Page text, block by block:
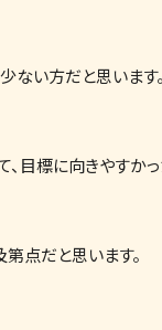
ない方だと思います
目標に向きやすかっ
点だと思います。